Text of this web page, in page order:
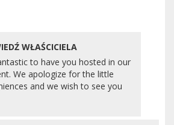
WŁAŚCICIELA
to have you hosted in our
We apologize for the little
and we wish to see you